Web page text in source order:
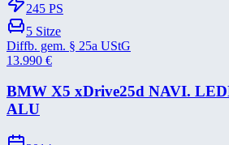
245 PS
5 Sitze
Diffb. gem. § 25a UStG
13.990 €
BMW X5 xDrive25d NAVI.
ALU